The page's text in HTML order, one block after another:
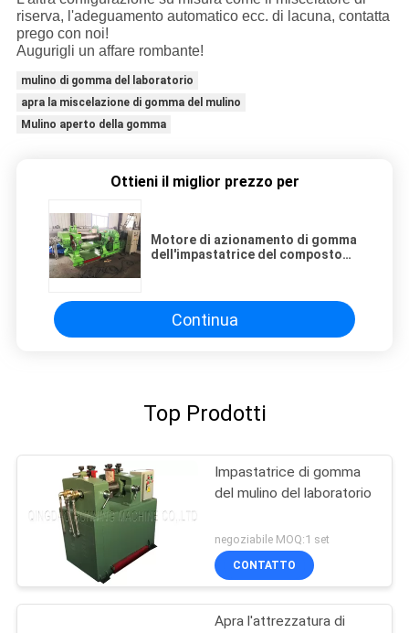
riserva, l'adeguamento automatico ecc. di lacuna, contatta
prego con noi!
Augurigli un affare rombante!
mulino di gomma del laboratorio
apra la miscelazione di gomma del mulino
Mulino aperto della gomma
Ottieni il miglior prezzo per
Motore di azionamento di gomma
dell'impastatrice del composto
Continua
Top Prodotti
Impastatrice di gomma
del mulino del laboratorio
negoziabile MOQ:1 set
CONTATTO
Apra l'attrezzatura di